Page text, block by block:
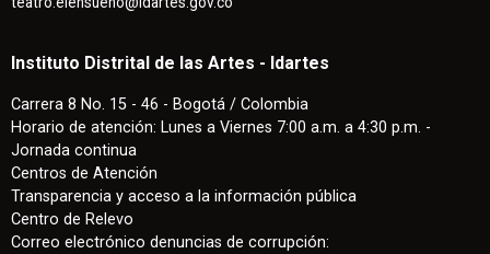
Instituto Distrital de las Artes - Idartes
Carrera 8 No. 15 - 46 - Bogotá / Colombia
Horario de atención: Lunes a Viernes 7:00 a.m. a 4:30 p.m. -
Jornada continua
Centros de Atención
Transparencia y acceso a la información pública
Centro de Relevo
Correo electrónico denuncias de corrupción: